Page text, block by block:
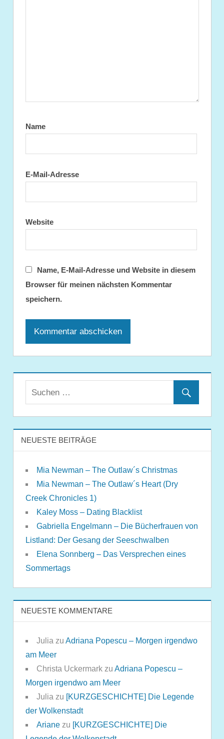
Name
E-Mail-Adresse
Website
Name, E-Mail-Adresse und Website in diesem
Browser für meinen nächsten Kommentar
speichern.
NEUESTE BEITRÄGE
Mia Newman – The Outlaw´s Christmas
Mia Newman – The Outlaw´s Heart (Dry
Creek Chronicles 1)
Kaley Moss – Dating Blacklist
Gabriella Engelmann – Die Bücherfrauen von
Listland: Der Gesang der Seeschwalben
Elena Sonnberg – Das Versprechen eines
Sommertags
NEUESTE KOMMENTARE
Juliazu Adriana Popescu – Morgen irgendwo
am Meer
Christa Uckermarkzu Adriana Popescu –
Morgen irgendwo am Meer
Juliazu
[KURZGESCHICHTE] Die Legende
der Wolkenstadt
Arianezu
[KURZGESCHICHTE] Die